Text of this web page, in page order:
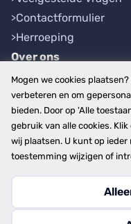
Contactformulier
Herroeping
Over ons
Bedrijfsgegevens
Werkwijze
Overzichten
Plaatsen
Provincies
Copyright © 2026
Mogen we cookies
verbeteren en om
bieden. Door op 'Alle
gebruik van alle cookies.
wij plaatsen. U kunt op ieder
toestemming wijzigen of